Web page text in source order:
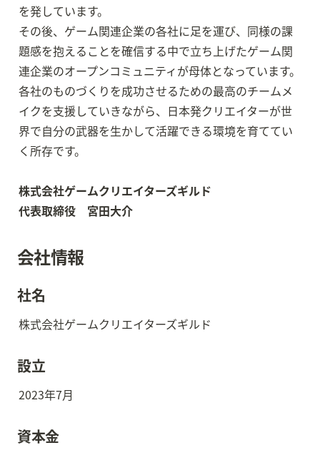
を発しています。
その後、ゲーム関連企業の各社に足を運び、同様の課
題感を抱えることを確信する中で立ち上げたゲーム関
連企業のオープンコミュニティが母体となっています。
各社のものづくりを成功させるための最高のチームメ
イクを支援していきながら、日本発クリエイターが世
界で自分の武器を生かして活躍できる環境を育ててい
く所存です。
株式会社ゲームクリエイターズギルド
代表取締役　宮田大介
会社情報
社名
株式会社ゲームクリエイターズギルド
設立
2023年7月
資本金